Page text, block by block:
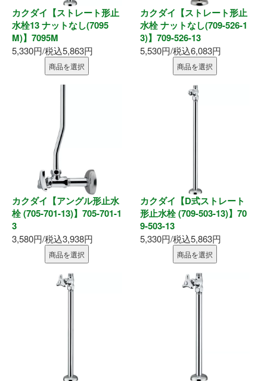
屋内用手すり
屋外用手すり
棚柱・収納
内装部材
物干し
通気部材
外装部材
カクダイ【ストレート形止
水栓13 ナットなし(7095
M)】7095M
5,330円/税込5,863円
商品を選択
カクダイ【ストレート形止
水栓 ナットなし(709-526-1
3)】709-526-13
5,530円/税込6,083円
商品を選択
カクダイ【アングル形止水
栓 (705-701-13)】705-701-1
3
3,580円/税込3,938円
商品を選択
カクダイ【D式ストレート
形止水栓 (709-503-13)】70
9-503-13
5,330円/税込5,863円
商品を選択